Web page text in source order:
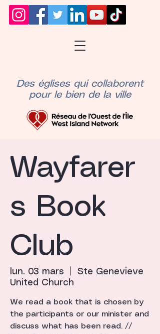
Des églises qui collaborent
pour le bien de la ville
Wayfarer
s Book
Club
lun. 03 mars
Ste Genevieve
United Church
We read a book that is chosen by
the participants or our minister and
discuss what has been read. //